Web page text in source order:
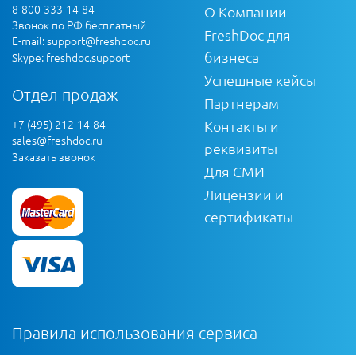
8-800-333-14-84
Звонок по РФ бесплатный
E-mail:support@freshdoc.ru
Skype: freshdoc.support
Отдел продаж
+7 (495) 212-14-84
sales@freshdoc.ru
Заказать звонок
О Компании
FreshDoc для
бизнеса
Успешные кейсы
Партнерам
Контакты и
реквизиты
Для СМИ
Лицензии и
сертификаты
Правила использования сервиса